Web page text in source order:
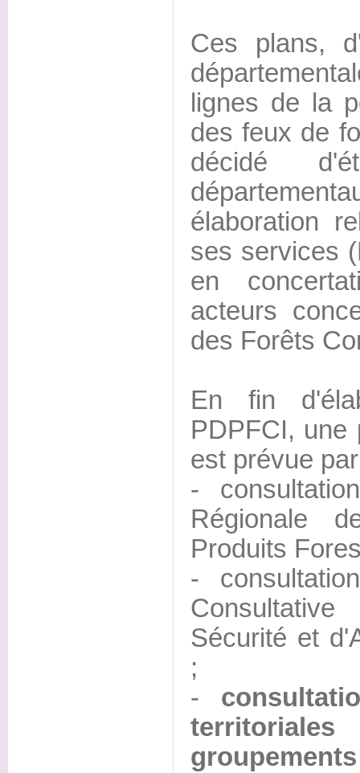
Ces plans,
lignes de la
des feux de
décidé
élaboration
ses services
en
acteurs
des Forêts
En fin
PDPFCI, une
est prévue
-
Régionale
Produits
-
Sécurité et
;
-